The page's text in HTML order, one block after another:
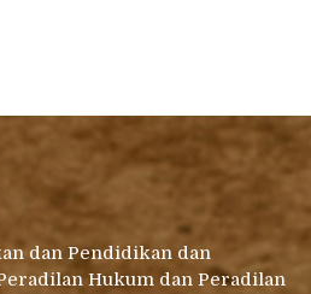
dan Pendidikan dan
Hukum dan Peradilan